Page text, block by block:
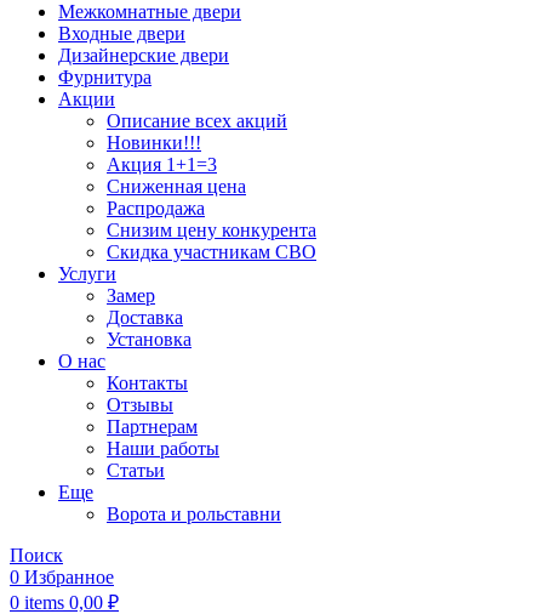
Межкомнатные двери
Входные двери
Дизайнерские двери
Фурнитура
Акции
Описание всех акций
Новинки!!!
Акция 1+1=3
Сниженная цена
Распродажа
Снизим цену конкурента
Скидка участникам СВО
Услуги
Замер
Доставка
Установка
О нас
Контакты
Отзывы
Партнерам
Наши работы
Статьи
Еще
Ворота и рольставни
Поиск
0 Избранное
0 items 0,00 ₽